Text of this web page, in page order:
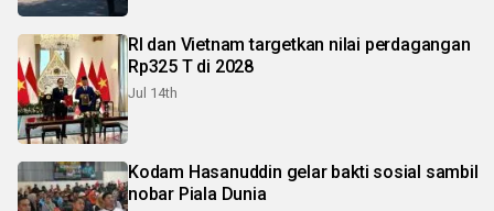
RI dan Vietnam targetkan nilai perdagangan
Rp325 T di 2028
Jul 14th
Kodam Hasanuddin gelar bakti sosial sambil
nobar Piala Dunia